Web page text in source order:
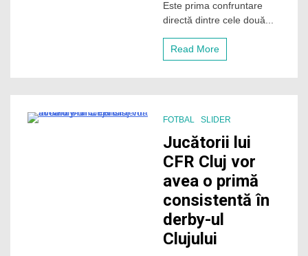
Cluj
din
Este prima confruntare
directă dintre cele două...
Read More
FOTBAL SLIDER
Jucătorii lui
CFR Cluj vor
avea o primă
consistentă în
derby-ul
Clujului